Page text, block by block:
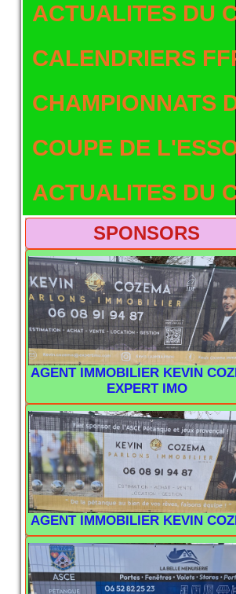
ACTUALITES DU
CALENDRIERS
CHAMPIONNATS
COUPE DE
ACTUALITES DU
SPONSORS
AGENT IMMOBILIER KEVIN
EXPERT IMO
AGENT IMMOBILIER KEVIN